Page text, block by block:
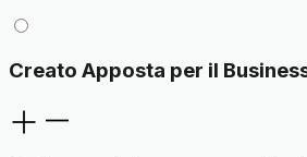
Creato Apposta per il